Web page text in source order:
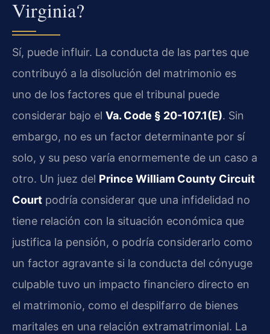
Virginia?
Sí, puede influir. La conducta de las partes que
contribuyó a la disolución del matrimonio es
uno de los factores que el tribunal puede
considerar bajo el Va. Code § 20-107.1(E). Sin
embargo, no es un factor determinante por sí
solo, y su peso varía enormemente de un caso a
otro. Un juez del Prince William County Circuit
Court podría considerar que una infidelidad no
tiene relación con la situación económica que
justifica la pensión, o podría considerarlo como
un factor agravante si la conducta del cónyuge
culpable tuvo un impacto financiero directo en
el matrimonio, como el despilfarro de bienes
maritales en una relación extramatrimonial. La